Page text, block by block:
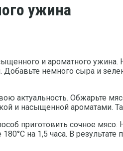
ужина
и ароматного
немного сыра и
актуальность. Обжарьте
и насыщенной
приготовить сочное
на 1,5 часа. В